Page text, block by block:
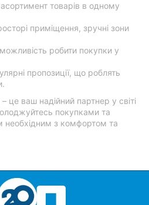
товарів в одному
приміщення, зручні зони
робити покупки у
пропозиції, що роблять
це ваш надійний партнер у світі
покупками та
необхідним з комфортом та